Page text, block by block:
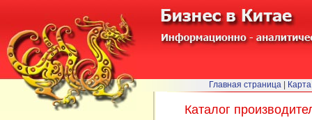
Каталог
Главная страница